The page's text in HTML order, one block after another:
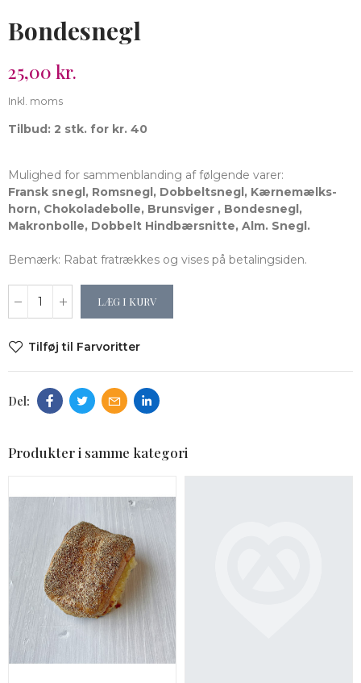
Bondesnegl
25,00 kr.
Inkl. moms
Tilbud: 2 stk. for kr. 40
Mulighed for sammenblanding af følgende varer:
Fransk snegl, Romsnegl, Dobbeltsnegl, Kærnemælks-
horn, Chokoladebolle, Brunsviger , Bondesnegl,
Makronbolle, Dobbelt Hindbærsnitte, Alm. Snegl.
Bemærk: Rabat fratrækkes og vises på betalingsiden.
LÆG I KURV
Tilføj til Farvoritter
Produkter i samme kategori